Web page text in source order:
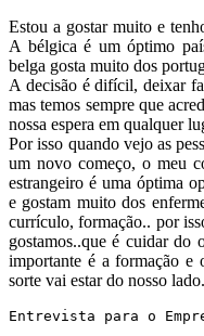
Estou a gostar muito e
A bélgica é um óptimo
belga gosta muito dos
A decisão é difícil, deixar
mas temos sempre que
nossa espera em qualquer
Por isso quando vejo as
um novo começo, o meu
estrangeiro é uma óptima
e gostam muito dos
currículo, formação.. por
gostamos..que é cuidar do
importante é a formação e
sorte vai estar do nosso lado.
Entrevista para o